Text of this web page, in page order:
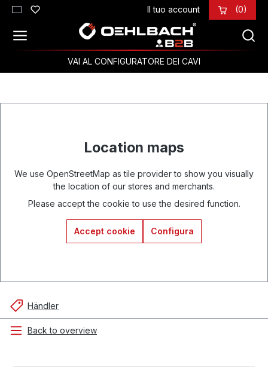
Passa al contenuto principale Il tuo account (0)
VAI AL CONFIGURATORE DEI CAVI
Location maps
We use OpenStreetMap as tile provider to show you visually
the location of our stores and merchants.
Please accept the cookie to use the desired function.
Accept cookie Configura
Händler
Back to overview